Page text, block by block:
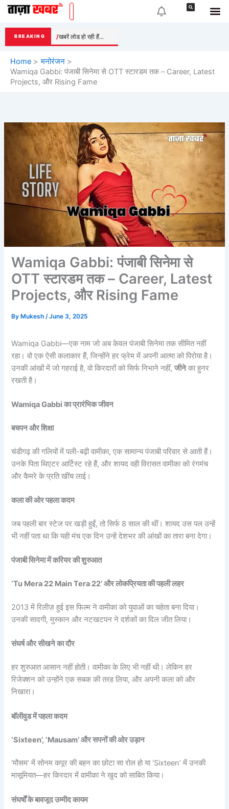
Skip
content
BREAKING खबरें लोड हो रही हैं...
Home
मनोरंजन
Wamiqa Gabbi: पंजाबी सिनेमा से OTT स्टारडम तक – Career, Latest
Projects, और Rising Fame
Wamiqa Gabbi: पंजाबी सिनेमा से
OTT स्टारडम तक – Career, Latest
Projects, और Rising Fame
By Mukesh/June 3, 2025
Wamiqa Gabbi—एक नाम जो अब केवल पंजाबी सिनेमा तक सीमित नहीं
रहा। वो एक ऐसी कलाकार हैं, जिन्होंने हर फ्रेम में अपनी आत्मा को पिरोया है।
उनकी आंखों में जो गहराई है, वो किरदारों को सिर्फ निभाने नहीं,जीनेका हुनर
रखती है।
Wamiqa Gabbi का प्रारंभिक जीवन
बचपन और शिक्षा
चंडीगढ़ की गलियों में पली-बढ़ी वामीका, एक सामान्य पंजाबी परिवार से आती हैं।
उनके पिता थिएटर आर्टिस्ट रहे हैं, और शायद वही विरासत वामीका को रंगमंच
और कैमरे के प्रति खींच लाई।
कला की ओर पहला कदम
जब पहली बार स्टेज पर खड़ी हुईं, तो सिर्फ 8 साल की थीं। शायद उस पल उन्हें
भी नहीं पता था कि यही मंच एक दिन उन्हें देशभर की आंखों का तारा बना देगा।
पंजाबी सिनेमा में करियर की शुरुआत
‘Tu Mera 22 Main Tera 22’ और लोकप्रियता की पहली लहर
2013 में रिलीज़ हुई इस फिल्म ने वामीका को युवाओं का चहेता बना दिया।
उनकी सादगी, मुस्कान और नटखटपन ने दर्शकों का दिल जीत लिया।
संघर्ष और सीखने का दौर
हर शुरुआत आसान नहीं होती। वामीका के लिए भी नहीं थी। लेकिन हर
रिजेक्शन को उन्होंने एक सबक की तरह लिया, और अपनी कला को और
निखारा।
बॉलीवुड में पहला कदम
‘Sixteen’, ‘Mausam’ और सपनों की ओर उड़ान
‘मौसम’ में सोनम कपूर की बहन का छोटा सा रोल हो या ‘Sixteen’ में उनकी
मासूमियत—हर किरदार में वामीका ने खुद को साबित किया।
संघर्षों के बावजूद उम्मीद कायम